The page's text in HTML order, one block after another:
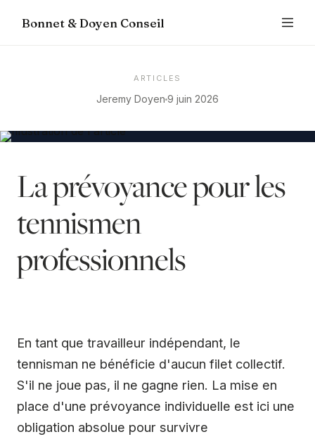
Bonnet & Doyen Conseil
ARTICLES
Jeremy Doyen 9 juin 2026
La prévoyance pour les
tennismen
professionnels
En tant que travailleur indépendant, le
tennisman ne bénéficie d'aucun filet collectif.
S'il ne joue pas, il ne gagne rien. La mise en
place d'une prévoyance individuelle est ici une
obligation absolue pour survivre